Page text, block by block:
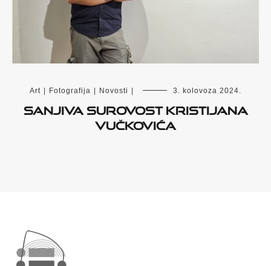
Art Fotografija Novosti 3. kolovoza 2024.
Sanjiva surovost Kristijana
Vučkovića